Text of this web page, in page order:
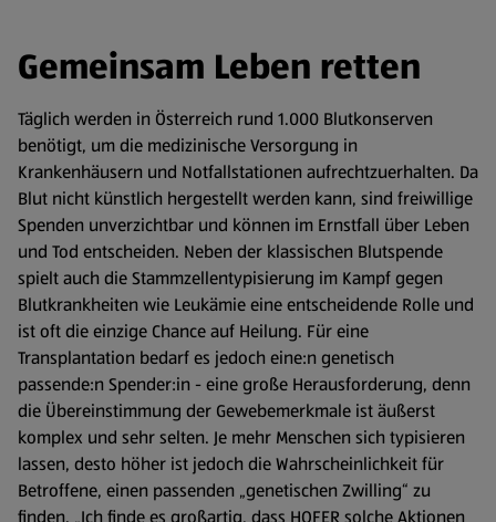
Gemeinsam Leben retten
Täglich werden in Österreich rund 1.000 Blutkonserven
benötigt, um die medizinische Versorgung in
Krankenhäusern und Notfallstationen aufrechtzuerhalten. Da
Blut nicht künstlich hergestellt werden kann, sind freiwillige
Spenden unverzichtbar und können im Ernstfall über Leben
und Tod entscheiden. Neben der klassischen Blutspende
spielt auch die Stammzellentypisierung im Kampf gegen
Blutkrankheiten wie Leukämie eine entscheidende Rolle und
ist oft die einzige Chance auf Heilung. Für eine
Transplantation bedarf es jedoch eine:n genetisch
passende:n Spender:in - eine große Herausforderung, denn
die Übereinstimmung der Gewebemerkmale ist äußerst
komplex und sehr selten. Je mehr Menschen sich typisieren
lassen, desto höher ist jedoch die Wahrscheinlichkeit für
Betroffene, einen passenden „genetischen Zwilling“ zu